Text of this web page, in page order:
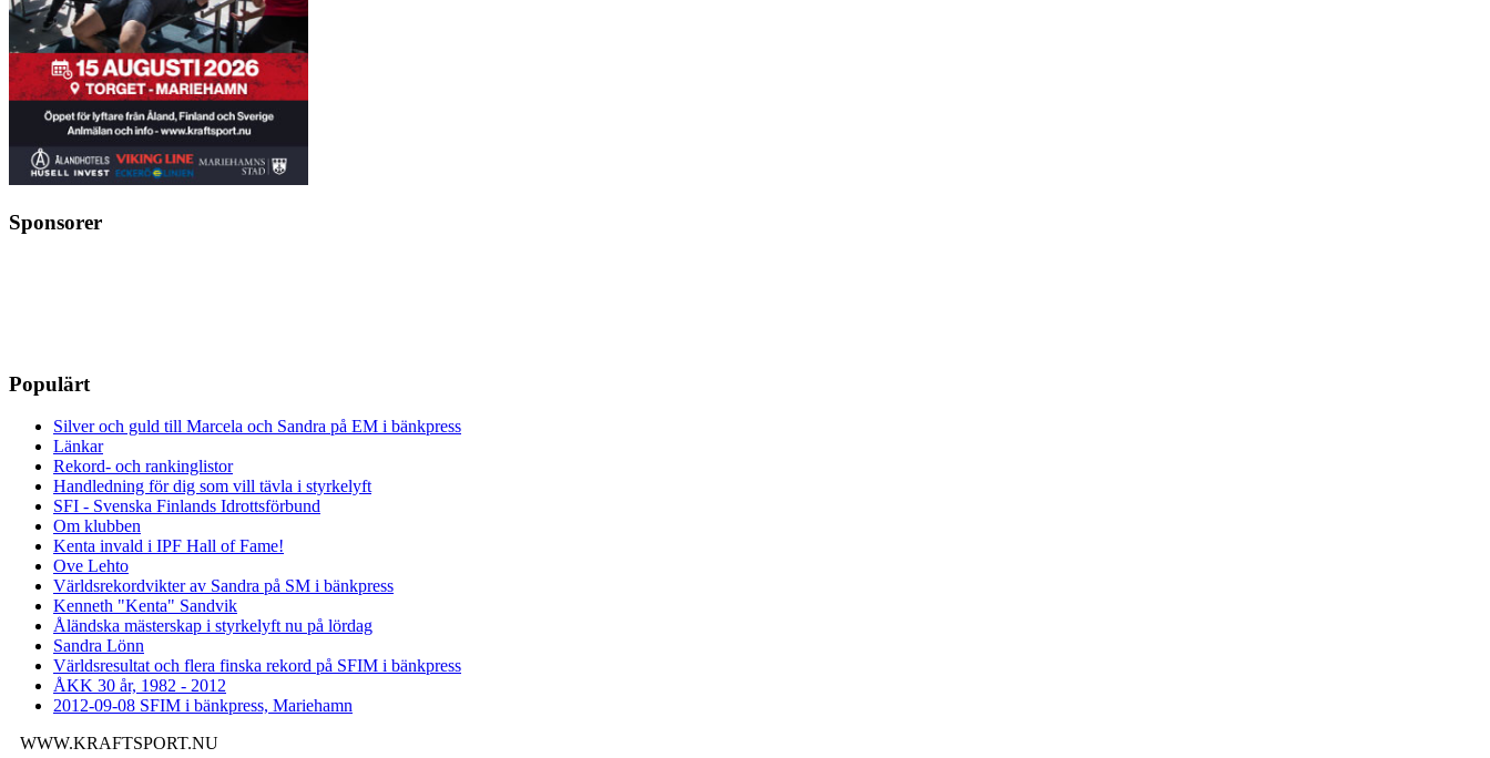
Sponsorer
Populärt
Silver och guld till Marcela och Sandra på EM i bänkpress
Länkar
Rekord- och rankinglistor
Handledning för dig som vill tävla i styrkelyft
SFI - Svenska Finlands Idrottsförbund
Om klubben
Kenta invald i IPF Hall of Fame!
Ove Lehto
Världsrekordvikter av Sandra på SM i bänkpress
Kenneth "Kenta" Sandvik
Åländska mästerskap i styrkelyft nu på lördag
Sandra Lönn
Världsresultat och flera finska rekord på SFIM i bänkpress
ÅKK 30 år, 1982 - 2012
2012-09-08 SFIM i bänkpress, Mariehamn
WWW.KRAFTSPORT.NU